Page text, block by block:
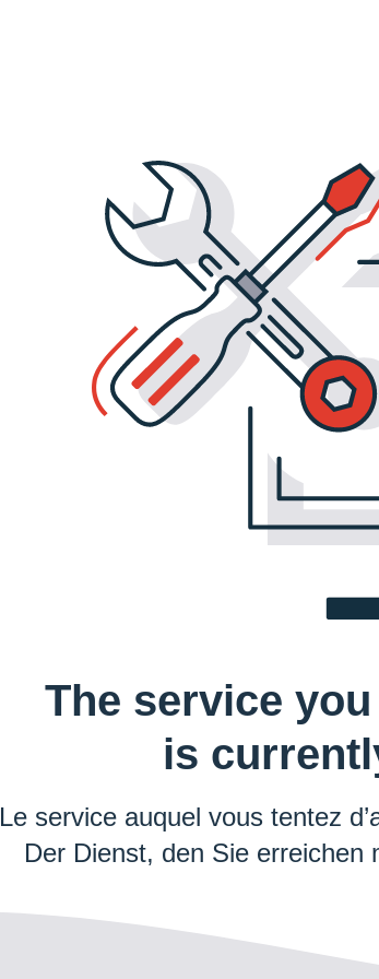
The service
is
Le service auquel vous tentez
Der Dienst, den Sie erreichen